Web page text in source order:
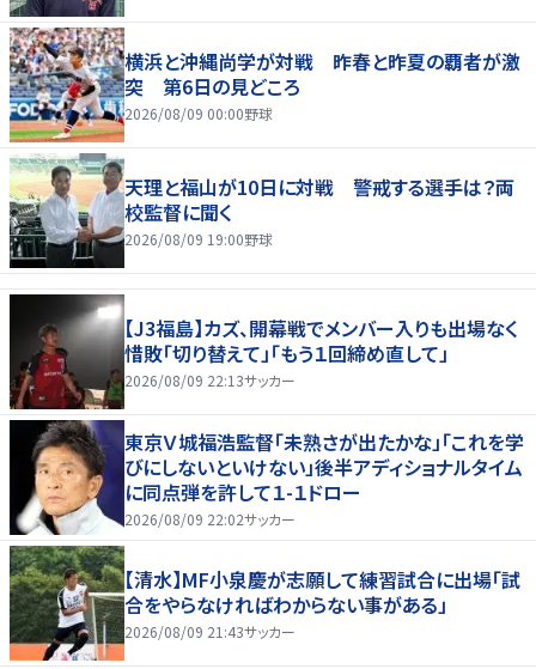
横浜と沖縄尚学が対戦 昨春と昨夏の覇者が激
突 第6日の見どころ
2026/08/09 00:00野球
天理と福山が10日に対戦 警戒する選手は？両
校監督に聞く
2026/08/09 19:00野球
【J3福島】カズ、開幕戦でメンバー入りも出場なく
惜敗「切り替えて」「もう１回締め直して」
2026/08/09 22:13サッカー
東京Ｖ城福浩監督「未熟さが出たかな」「これを学
びにしないといけない」後半アディショナルタイム
に同点弾を許して１-１ドロー
2026/08/09 22:02サッカー
【清水】MF小泉慶が志願して練習試合に出場「試
合をやらなければわからない事がある」
2026/08/09 21:43サッカー